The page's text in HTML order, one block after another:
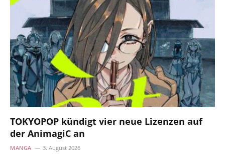
TOKYOPOP kündigt vier neue Lizenzen auf
der AnimagiC an
MANGA 3. August 2026